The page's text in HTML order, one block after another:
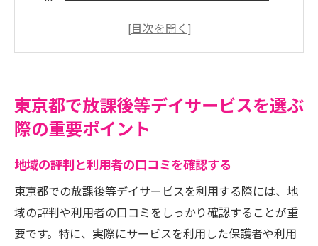
専門資格を持つスタッフの配置状況を確認
保護者と連携する機会を提供するサービス
安全性と衛生管理の徹底
放課後等デイサービスを利用する際に考慮すべ
きこと
子どもの特性に合ったプログラム選び
保護者の関与とフィードバック体制
サービス利用時の費用とその負担
東京都で放課後等デイサービスを選ぶ
際の重要ポイント
地域の評判と利用者の口コミを確認する
東京都での放課後等デイサービスを利用する際には、地
域の評判や利用者の口コミをしっかり確認することが重
要です。特に、実際にサービスを利用した保護者や利用